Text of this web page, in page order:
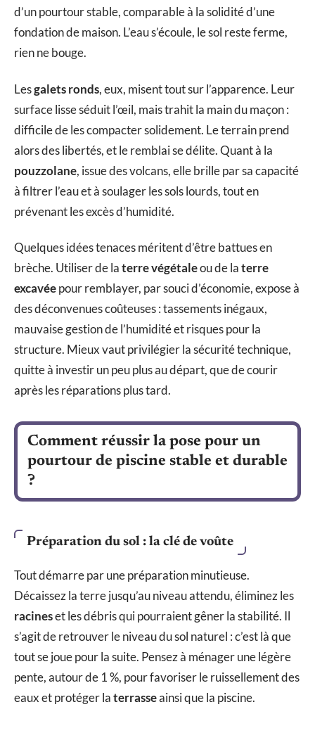
d’un pourtour stable, comparable à la solidité d’une
fondation de maison. L’eau s’écoule, le sol reste ferme,
rien ne bouge.
Lesgalets ronds, eux, misent tout sur l’apparence. Leur
surface lisse séduit l’œil, mais trahit la main du maçon :
difficile de les compacter solidement. Le terrain prend
alors des libertés, et le remblai se délite. Quant à la
pouzzolane, issue des volcans, elle brille par sa capacité
à filtrer l’eau et à soulager les sols lourds, tout en
prévenant les excès d’humidité.
Quelques idées tenaces méritent d’être battues en
brèche. Utiliser de laterre végétaleou de laterre
excavéepour remblayer, par souci d’économie, expose à
des déconvenues coûteuses : tassements inégaux,
mauvaise gestion de l’humidité et risques pour la
structure. Mieux vaut privilégier la sécurité technique,
quitte à investir un peu plus au départ, que de courir
après les réparations plus tard.
Comment réussir la pose pour un
pourtour de piscine stable et durable
?
Préparation du sol : la clé de voûte
Tout démarre par une préparation minutieuse.
Décaissez la terre jusqu’au niveau attendu, éliminez les
racineset les débris qui pourraient gêner la stabilité. Il
s’agit de retrouver le niveau du sol naturel : c’est là que
tout se joue pour la suite. Pensez à ménager une légère
pente, autour de 1 %, pour favoriser le ruissellement des
eaux et protéger laterrasseainsi que la piscine.